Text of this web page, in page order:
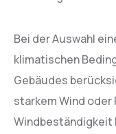
Bei der Auswahl
klimatischen
Gebäudes
starkem Wind oder
Windbeständigkeit